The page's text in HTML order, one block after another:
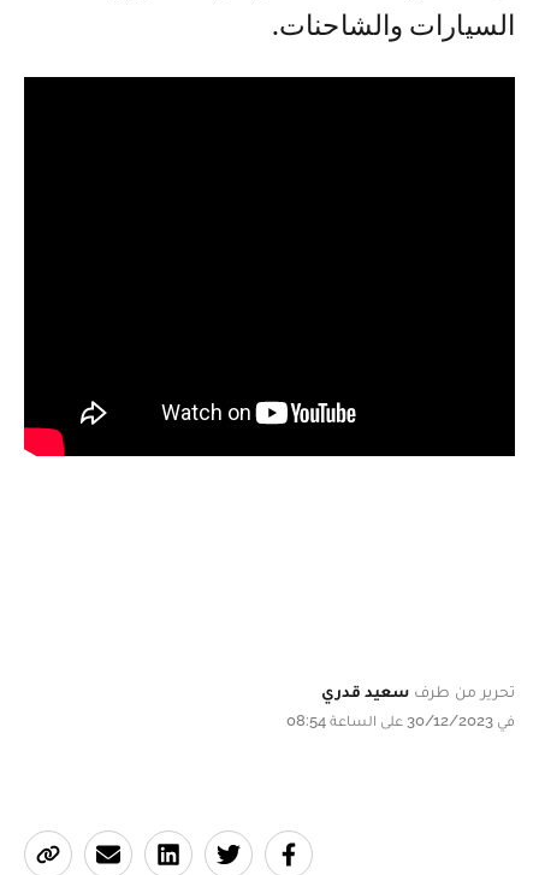
السيارات والشاحنات.
تحرير من طرف سعيد قدري
في 30/12/2023 على الساعة 08:54